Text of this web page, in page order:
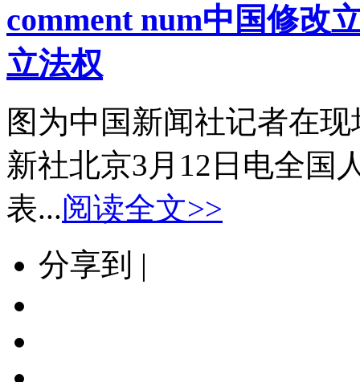
comment num中国修改
立法权
图为中国新闻社记者在
新社北京3月12日电全国
表...阅读全文>>
分享到 |